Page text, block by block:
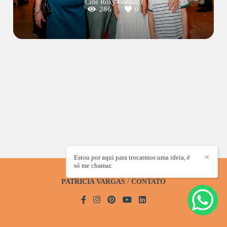
Cine Roxy Gonzaga
286
0
PATRICIA VARGAS / CONTATO
✕
Estou por aqui para trocarmos uma ideia, é
só me chamar.